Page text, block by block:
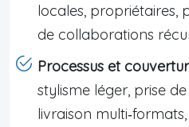
locales, propriétaires,
de collaborations
Processus et
stylisme léger, prise
livraison